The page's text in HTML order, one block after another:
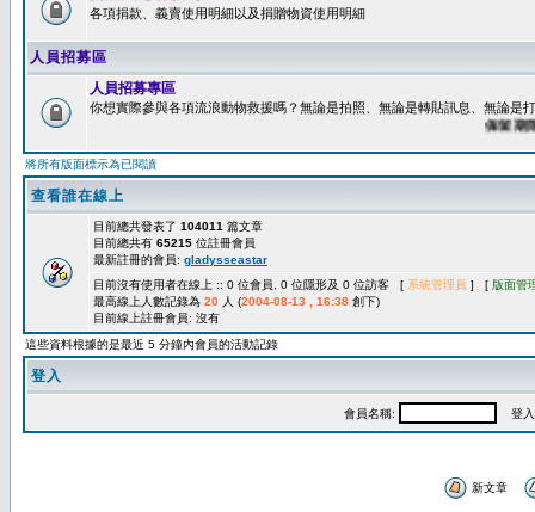
各項捐款、義賣使用明細以及捐贈物資使用明細
人員招募區
人員招募專區
你想實際參與各項流浪動物救援嗎？無論是拍照、無論是轉貼訊息、無論是
保留期限：
將所有版面標示為已閱讀
查看誰在線上
目前總共發表了 104011 篇文章
目前總共有 65215 位註冊會員
最新註冊的會員: gladysseastar
目前沒有使用者在線上 :: 0 位會員, 0 位隱形及 0 位訪客 [ 系統管理員 ] [ 版面管
最高線上人數記錄為 20 人 (2004-08-13 , 16:38 創下)
目前線上註冊會員: 沒有
這些資料根據的是最近 5 分鐘內會員的活動記錄
登入
會員名稱: 登入
新文章